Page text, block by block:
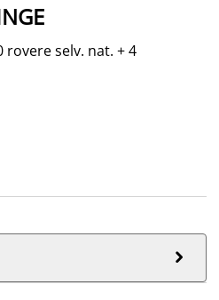
rovere selv. nat. + 4
